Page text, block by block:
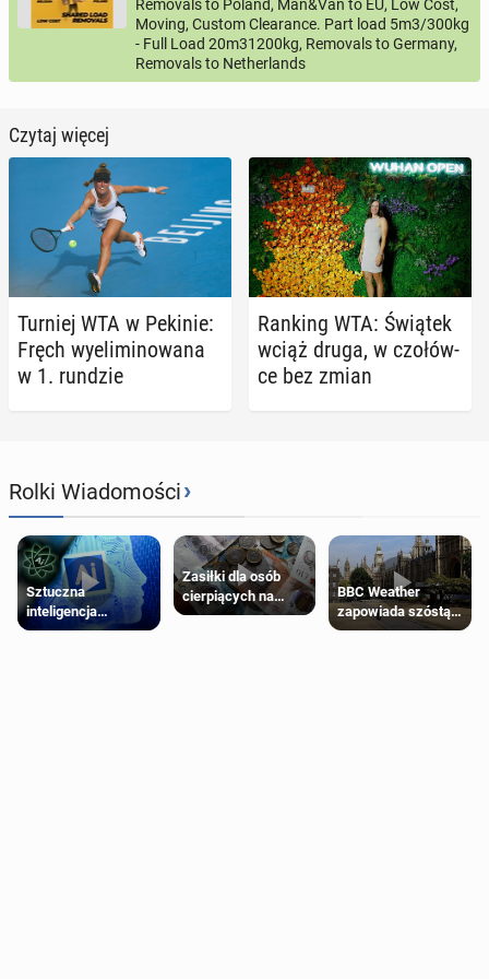
Removals to Poland, Man&Van to EU, Low Cost,
Moving, Custom Clearance. Part load 5m3/300kg
- Full Load 20m31200kg, Removals to Germany,
Removals to Netherlands
Czytaj więcej
Turniej WTA w Pekinie:
Fręch wy­eli­mi­no­wa­na
w 1. rundzie
Ranking WTA: Świątek
wciąż druga, w czo­łów­
ce bez zmian
Rolki Wiadomości›
Sztuczna
inteligencja
próbowała oszukać
Zasiłki dla osób
cierpiących na
schorzenia
BBC Weather
zapowiada szóstą
falę upałów w